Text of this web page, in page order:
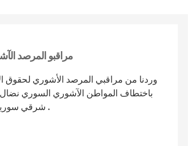
مراقبو المرصد
وردنا من مراقبي المرصد الأشوري لحقوق
شرقي سوريا)، وذلك يوم الإثنين المصادف في 18 تشرين الثاني / نوفمبر 2014 .